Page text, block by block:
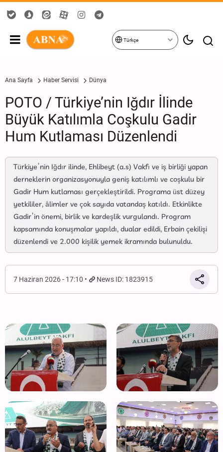
Türkçe
Ana Sayfa Haber Servisi Dünya
POTO / Türkiye’nin Iğdır İlinde
Büyük Katılımla Coşkulu Gadir
Hum Kutlaması Düzenlendi
Türkiye’nin Iğdır ilinde, Ehlibeyt (a.s) Vakfı ve iş birliği yapan
derneklerin organizasyonuyla geniş katılımlı ve coşkulu bir
Gadir Hum kutlaması gerçekleştirildi. Programa üst düzey
yetkililer, âlimler ve çok sayıda vatandaş katıldı. Etkinlikte
Gadir’in önemi, birlik ve kardeşlik vurgulandı. Program
kapsamında konuşmalar yapıldı, dualar edildi, Erbain çekilişi
düzenlendi ve 2.000 kişilik yemek ikramında bulunuldu.
7 Haziran 2026 - 17:10 News ID: 1823915